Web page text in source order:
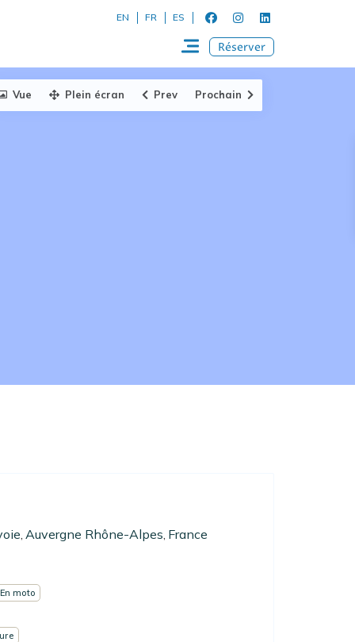
EN FR ES
Réserver
Vue Plein écran Prev Prochain
Auvergne Rhône-Alpes France
En moto